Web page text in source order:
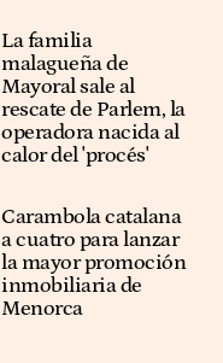
La familia
malagueña de
Mayoral sale al
rescate de Parlem, la
operadora nacida al
calor del 'procés'
Carambola catalana
a cuatro para lanzar
la mayor promoción
inmobiliaria de
Menorca